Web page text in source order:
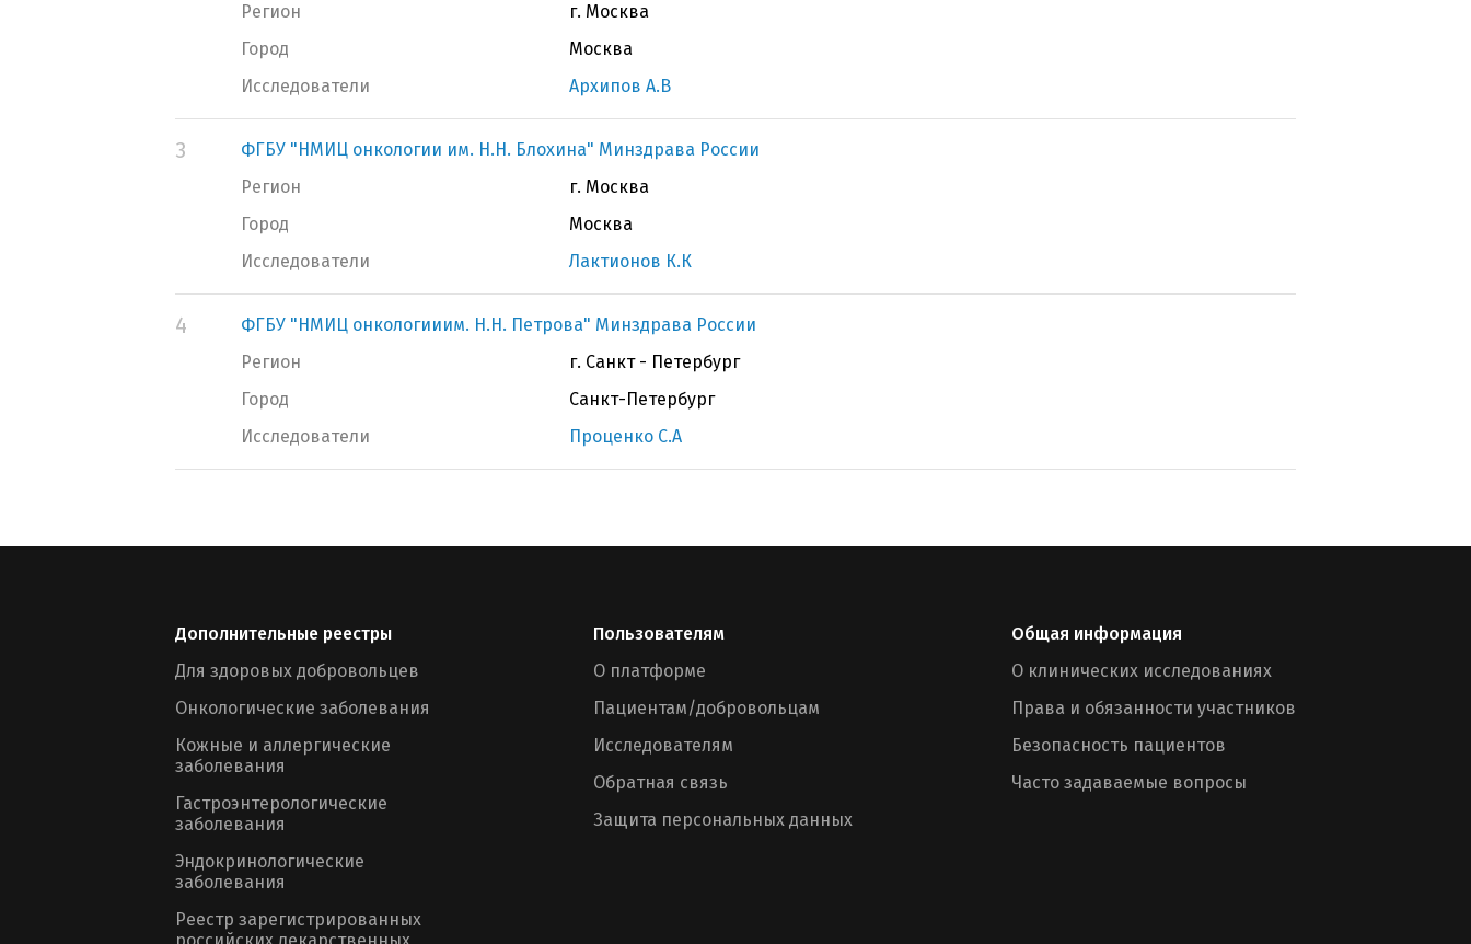
Регион
г. Москва
Город
Москва
Исследователи
Архипов А.В
3
ФГБУ "НМИЦ онкологии им. Н.Н. Блохина" Минздрава России
Регион
г. Москва
Город
Москва
Исследователи
Лактионов К.К
4
ФГБУ "НМИЦ онкологииим. Н.Н. Петрова" Минздрава России
Регион
г. Санкт - Петербург
Город
Санкт-Петербург
Исследователи
Проценко С.А
Дополнительные реестры
Для здоровых добровольцев
Онкологические заболевания
Кожные и аллергические
заболевания
Гастроэнтерологические
заболевания
Эндокринологические
заболевания
Реестр зарегистрированных
Пользователям
О платформе
Пациентам/добровольцам
Исследователям
Обратная связь
Защита персональных данных
Общая информация
О клинических исследованиях
Права и обязанности участников
Безопасность пациентов
Часто задаваемые вопросы